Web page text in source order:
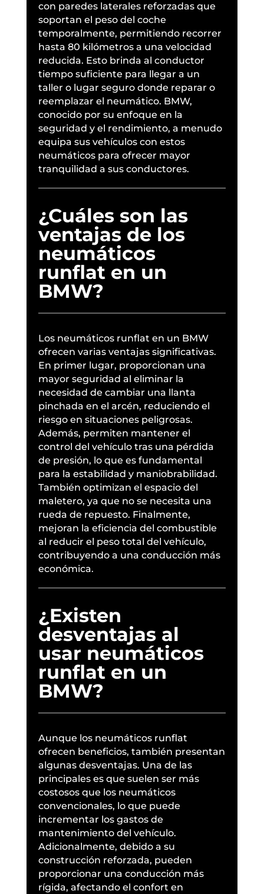
con paredes laterales reforzadas que
soportan el peso del coche
temporalmente, permitiendo recorrer
hasta 80 kilómetros a una velocidad
reducida. Esto brinda al conductor
tiempo suficiente para llegar a un
taller o lugar seguro donde reparar o
reemplazar el neumático. BMW,
conocido por su enfoque en la
seguridad y el rendimiento, a menudo
equipa sus vehículos con estos
neumáticos para ofrecer mayor
tranquilidad a sus conductores.
¿Cuáles son las
ventajas de los
neumáticos
runflat en un
BMW?
Los neumáticos runflat en un BMW
ofrecen varias ventajas significativas.
En primer lugar, proporcionan una
mayor seguridad al eliminar la
necesidad de cambiar una llanta
pinchada en el arcén, reduciendo el
riesgo en situaciones peligrosas.
Además, permiten mantener el
control del vehículo tras una pérdida
de presión, lo que es fundamental
para la estabilidad y maniobrabilidad.
También optimizan el espacio del
maletero, ya que no se necesita una
rueda de repuesto. Finalmente,
mejoran la eficiencia del combustible
al reducir el peso total del vehículo,
contribuyendo a una conducción más
económica.
¿Existen
desventajas al
usar neumáticos
runflat en un
BMW?
Aunque los neumáticos runflat
ofrecen beneficios, también presentan
algunas desventajas. Una de las
principales es que suelen ser más
costosos que los neumáticos
convencionales, lo que puede
incrementar los gastos de
mantenimiento del vehículo.
Adicionalmente, debido a su
construcción reforzada, pueden
proporcionar una conducción más
rígida, afectando el confort en